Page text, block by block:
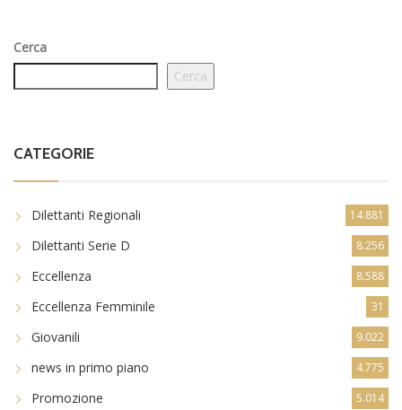
Cerca
Cerca
CATEGORIE
Dilettanti Regionali 14.881
Dilettanti Serie D 8.256
Eccellenza 8.588
Eccellenza Femminile 31
Giovanili 9.022
news in primo piano 4.775
Promozione 5.014